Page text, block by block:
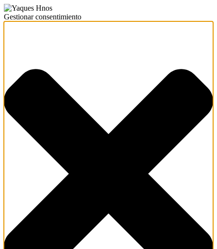
Gestionar consentimiento